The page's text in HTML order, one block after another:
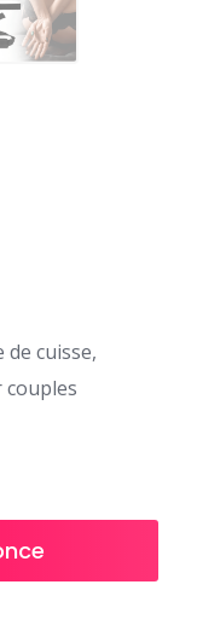
de cuisse,
couples